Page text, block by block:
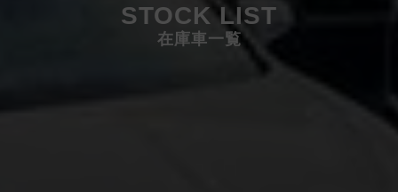
STOCK LIST
在庫車一覧